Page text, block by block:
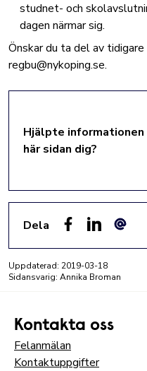
studnet- och
dagen närmar sig.
Önskar du ta del av
regbu@nykoping.se.
Hjälpte informationen
här sidan dig?
Dela
Uppdaterad: 2019-03-18
Sidansvarig: Annika Broman
Kontakta oss
Felanmälan
Kontaktuppgifter